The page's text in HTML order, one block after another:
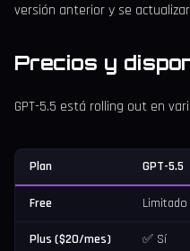
versión anterior y se
Precios y
GPT-5.5 está rolling out en
Plan GPT-5.5
Free Limitado
Plus ($20/mes) ✅ Sí